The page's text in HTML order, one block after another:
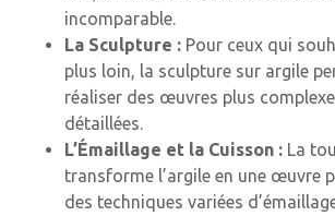
incomparable.
La Sculpture : Pour ceux qui
plus loin, la sculpture sur argile
réaliser des œuvres plus
détaillées.
L’Émaillage et la Cuisson : La
transforme l’argile en une œuvre
des techniques variées